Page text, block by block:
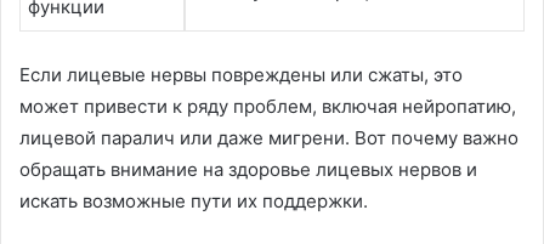
функции
Если лицевые нервы повреждены или сжаты, это
может привести к ряду проблем, включая нейропатию,
лицевой паралич или даже мигрени. Вот почему важно
обращать внимание на здоровье лицевых нервов и
искать возможные пути их поддержки.